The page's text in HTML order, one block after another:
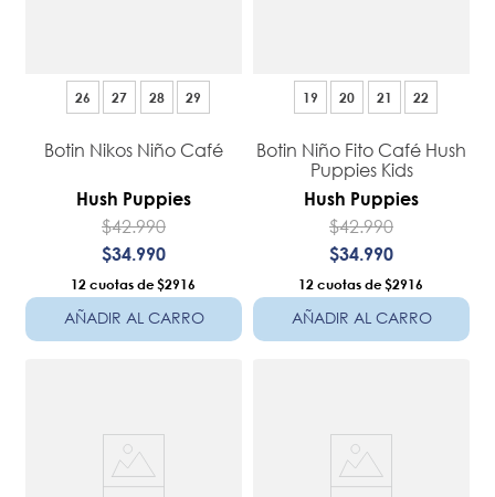
26 27 28 29
Botin Nikos Niño Café
Hush Puppies
$42.990
$34.990
12 $2916
AÑADIR AL CARRO
19 20 21 22
Botin Niño Fito Café Hush
Puppies Kids
Hush Puppies
$42.990
$34.990
12 $2916
AÑADIR AL CARRO